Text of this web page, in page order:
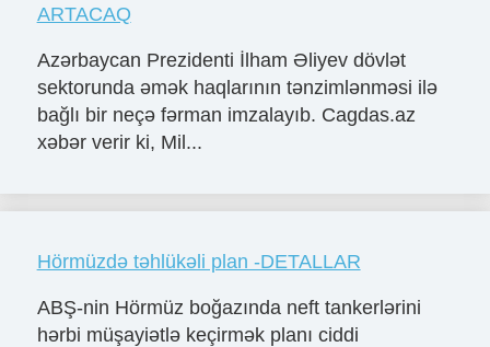
ARTACAQ
Azərbaycan Prezidenti İlham Əliyev dövlət
sektorunda əmək haqlarının tənzimlənməsi ilə
bağlı bir neçə fərman imzalayıb. Cagdas.az
xəbər verir ki, Mil...
Hörmüzdə təhlükəli plan -DETALLAR
ABŞ-nin Hörmüz boğazında neft tankerlərini
hərbi müşayiətlə keçirmək planı ciddi